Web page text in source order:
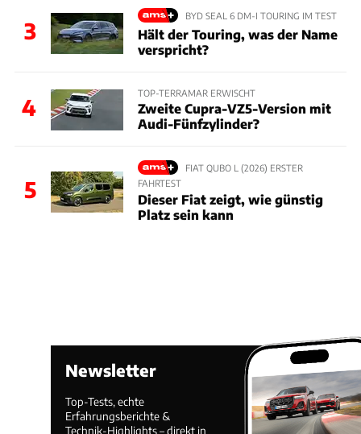
3
BYD SEAL 6 DM-I TOURING IM TEST
Hält der Touring, was der Name
verspricht?
4
TOP-TERRAMAR ERWISCHT
Zweite Cupra-VZ5-Version mit
Audi-Fünfzylinder?
5
FIAT QUBO L (2026) ERSTER
FAHRTEST
Dieser Fiat zeigt, wie günstig
Platz sein kann
Newsletter
Top-Tests, echte
Erfahrungsberichte &
Technik-Highlights – direkt in